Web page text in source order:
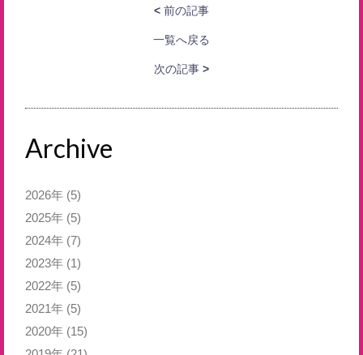
< 前の記事
一覧へ戻る
次の記事 >
Archive
2026年 (5)
2025年 (5)
2024年 (7)
2023年 (1)
2022年 (5)
2021年 (5)
2020年 (15)